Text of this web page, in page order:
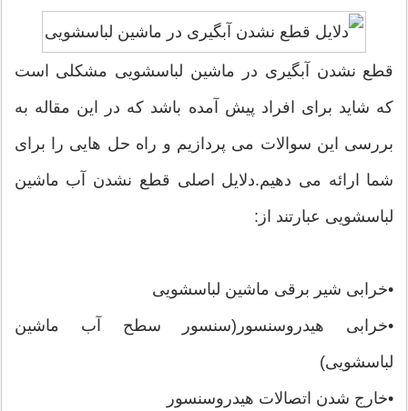
قطع نشدن آبگیری در ماشین لباسشویی مشکلی است
که شاید برای افراد پیش آمده باشد که در این مقاله به
بررسی این سوالات می پردازیم و راه حل هایی را برای
شما ارائه می دهیم.دلایل اصلی قطع نشدن آب ماشین
لباسشویی عبارتند از:
•خرابی شیر برقی ماشین لباسشویی
•خرابی هیدروسنسور(سنسور سطح آب ماشین
لباسشویی)
•خارج شدن اتصالات هیدروسنسور